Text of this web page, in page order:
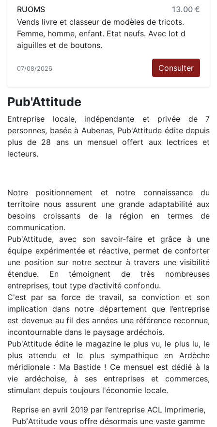
RUOMS
13.00 €
Vends livre et classeur de modèles de tricots.
Femme, homme, enfant. Etat neufs. Avec lot d
aiguilles et de boutons.
07/08/2026 Consulter
Pub'Attitude
Entreprise locale, indépendante et privée de 7
personnes, basée à Aubenas, Pub'Attitude édite depuis
plus de 28 ans un mensuel offert aux lectrices et
lecteurs.
Notre positionnement et notre connaissance du
territoire nous assurent une grande adaptabilité aux
besoins croissants de la région en termes de
communication.
Pub'Attitude, avec son savoir-faire et grâce à une
équipe expérimentée et réactive, permet de conforter
une position sur notre secteur à travers une visibilité
étendue. En témoignent de très nombreuses
entreprises, tout type d’activité confondu.
C'est par sa force de travail, sa conviction et son
implication dans notre département que l’entreprise
est devenue au fil des années une référence reconnue,
incontournable dans le paysage ardéchois.
Pub'Attitude édite le magazine le plus vu, le plus lu, le
plus attendu et le plus sympathique en Ardèche
méridionale : Ma Bastide ! Ce mensuel est dédié à la
vie ardéchoise, à ses entreprises et commerces,
stimulant depuis toujours l'économie locale.
Reprise en avril 2019 par l’entreprise ACL Imprimerie,
Pub’Attitude vous offre désormais une vaste gamme